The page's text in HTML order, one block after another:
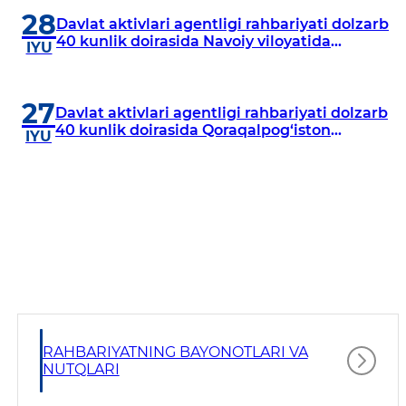
28
IYU
Davlat aktivlari agentligi rahbariyati dolzarb
40 kunlik doirasida Navoiy viloyatida
27
IYU
Davlat aktivlari agentligi rahbariyati dolzarb
40 kunlik doirasida Qoraqalpog‘iston
RAHBARIYATNING BAYONOTLARI VA
NUTQLARI